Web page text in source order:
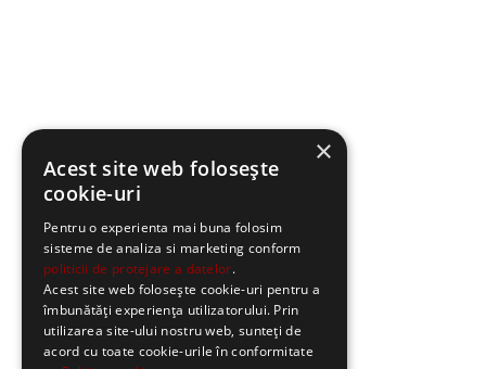
×
Acest site web folosește
cookie-uri
Pentru o experienta mai buna folosim
sisteme de analiza si marketing conform
politicii de protejare a datelor.
Acest site web folosește cookie-uri pentru a
îmbunătăți experiența utilizatorului. Prin
utilizarea site-ului nostru web, sunteți de
acord cu toate cookie-urile în conformitate